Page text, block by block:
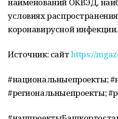
условиях
коронавирусной инфекции.
Источник: сайтhttps://
#национальныепроекты;
#региональныепроекты;